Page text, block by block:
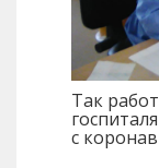
Так
с